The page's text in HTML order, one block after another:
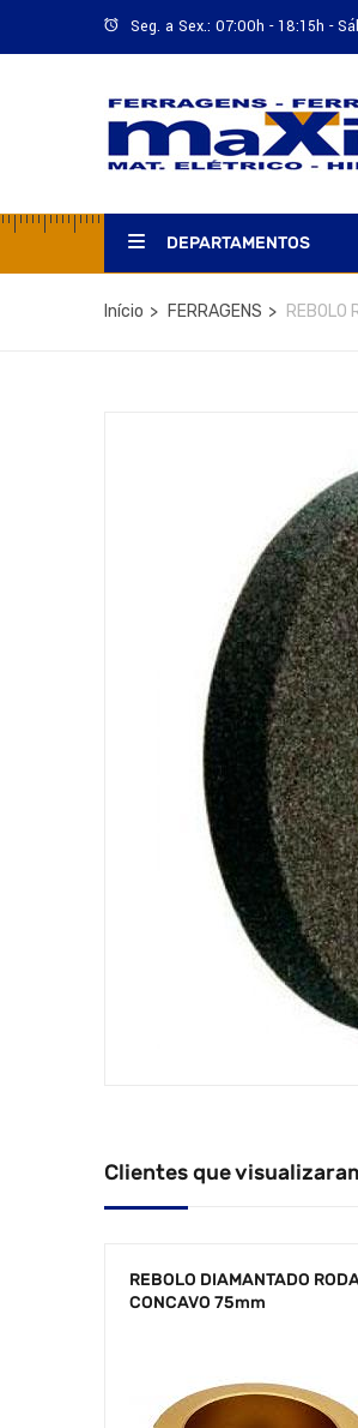
Seg. a Sex.: 07:00h - 18:15h -
DEPARTAMENTOS
Início FERRAGENS REBOLO
Clientes que
REBOLO DIAMANTADO
CONCAVO 75mm